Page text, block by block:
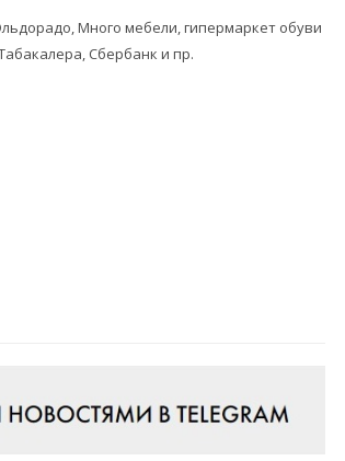
Много мебели, гипермаркет обуви
Сбербанк и пр.